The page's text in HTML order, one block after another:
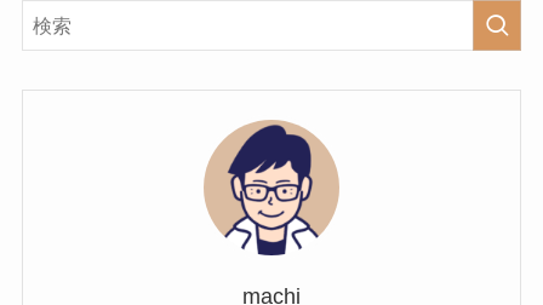
machi